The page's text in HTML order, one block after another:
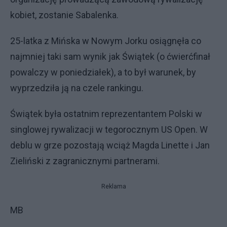
kobiet, zostanie Sabalenka.
25-latka z Mińska w Nowym Jorku osiągnęła co
najmniej taki sam wynik jak Świątek (o ćwierćfinał
powalczy w poniedziałek), a to był warunek, by
wyprzedziła ją na czele rankingu.
Świątek była ostatnim reprezentantem Polski w
singlowej rywalizacji w tegorocznym US Open. W
deblu w grze pozostają wciąż Magda Linette i Jan
Zieliński z zagranicznymi partnerami.
Reklama
MB